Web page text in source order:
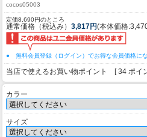
cocos05003
定価8,690円のところ
通常価格（税込み） 3,817円(本体価格
● 無料会員登録（ログイン）でお得な会員価格
当店で使えるお買い物ポイント [ 34 ポイ
カラー
サイズ